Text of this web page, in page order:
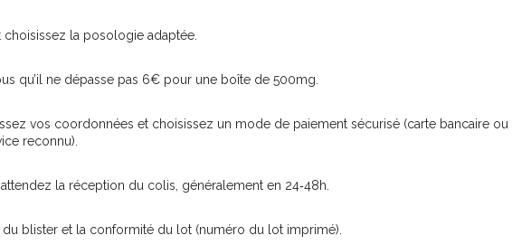
la posologie adaptée.
qu’il ne dépasse pas 6€ pour une boîte de 500mg.
vos coordonnées et choisissez un mode de paiement sécurisé (carte bancaire ou
reconnu).
la réception du colis, généralement en 24‑48h.
du blister et la conformité du lot (numéro du lot imprimé).